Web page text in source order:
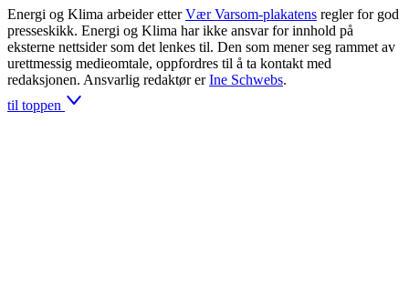
Energi og Klima arbeider etter Vær Varsom-plakatens regler for god
presseskikk. Energi og Klima har ikke ansvar for innhold på
eksterne nettsider som det lenkes til. Den som mener seg rammet av
urettmessig medieomtale, oppfordres til å ta kontakt med
redaksjonen. Ansvarlig redaktør er Ine Schwebs.
til toppen